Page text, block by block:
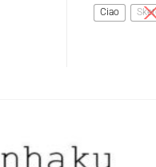
tuotteella
sivulla.
Ciao